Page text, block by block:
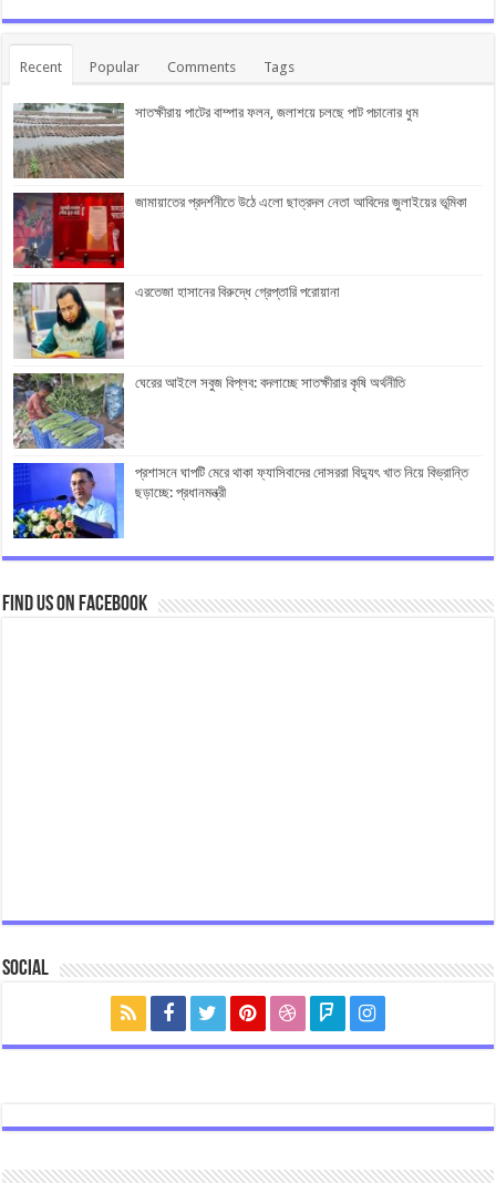
Recent Popular Comments Tags
সাতক্ষীরায় পাটের বাম্পার ফলন, জলাশয়ে চলছে পাট পচানোর ধুম
জামায়াতের প্রদর্শনীতে উঠে এলো ছাত্রদল নেতা আবিদের জুলাইয়ের ভূমিকা
এরতেজা হাসানের বিরুদ্ধে গ্রেপ্তারি পরোয়ানা
ঘেরের আইলে সবুজ বিপ্লব: বদলাচ্ছে সাতক্ষীরার কৃষি অর্থনীতি
প্রশাসনে ঘাপটি মেরে থাকা ফ্যাসিবাদের দোসররা বিদ্যুৎ খাত নিয়ে বিভ্রান্তি
ছড়াচ্ছে: প্রধানমন্ত্রী
Find us on Facebook
Social